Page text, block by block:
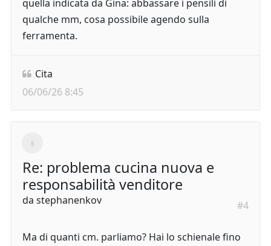
quella indicata da Gina: abbassare i pensili di
qualche mm, cosa possibile agendo sulla
ferramenta.
Cita
06/06/26 8:45
Re: problema cucina nuova e
responsabilità venditore
#4
da stephanenkov
Ma di quanti cm. parliamo? Hai lo schienale fino